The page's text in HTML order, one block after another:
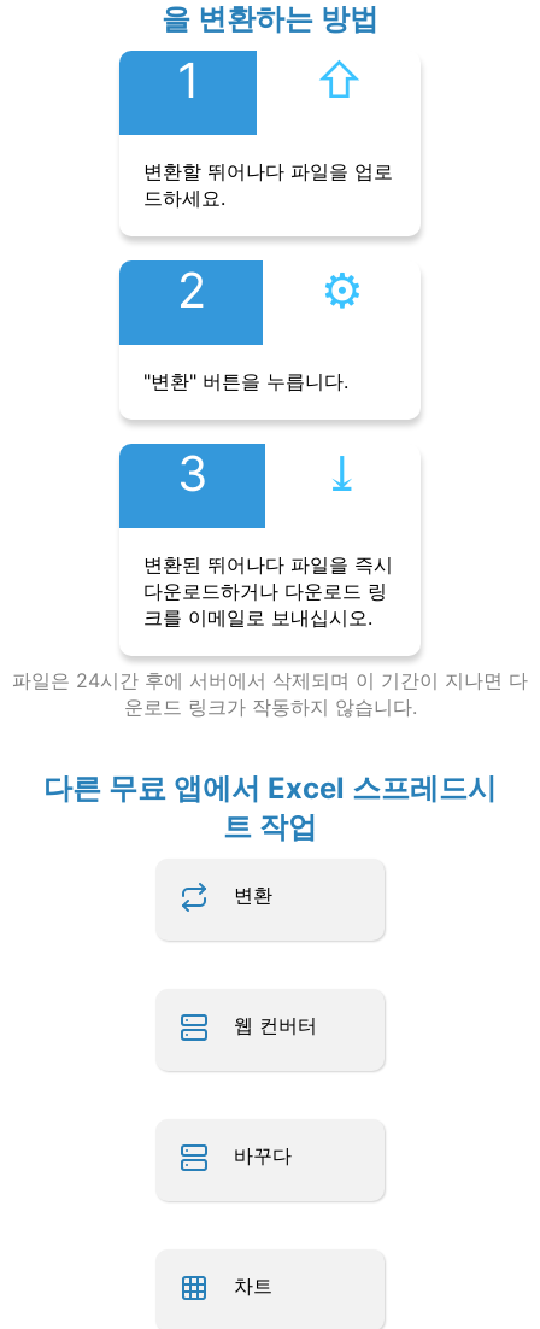
을 변환하는 방법
1 ⇧︎
변환할 뛰어나다 파일을 업로
드하세요.
2 ⚙︎
"변환" 버튼을 누릅니다.
3 ⤓︎
변환된 뛰어나다 파일을 즉시
다운로드하거나 다운로드 링
크를 이메일로 보내십시오.
파일은 24시간 후에 서버에서 삭제되며 이 기간이 지나면 다
운로드 링크가 작동하지 않습니다.
다른 무료 앱에서 Excel 스프레드시
트 작업
변환
웹 컨버터
바꾸다
차트